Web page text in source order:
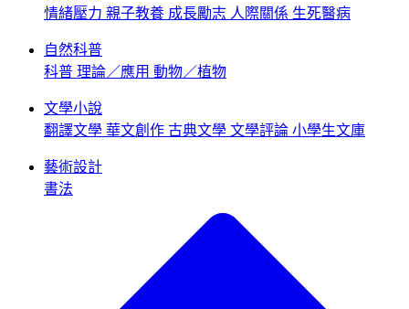
情緒壓力 親子教養 成長勵志 人際關係 生死醫病
自然科普
科普 理論／應用 動物／植物
文學小說
翻譯文學 華文創作 古典文學 文學評論 小學生文庫
藝術設計
書法